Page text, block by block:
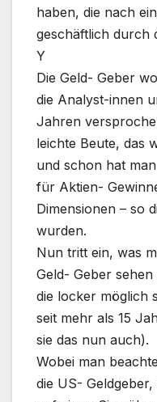
haben, die nach
geschäftlich durch
Y
Die Geld- Geber
die Analyst-innen
Jahren
leichte Beute, das
und schon hat
für Aktien-
Dimensionen – so
wurden.
Nun tritt ein, was
Geld- Geber
die locker möglich
seit mehr als 15
sie das nun auch).
Wobei man
die US-